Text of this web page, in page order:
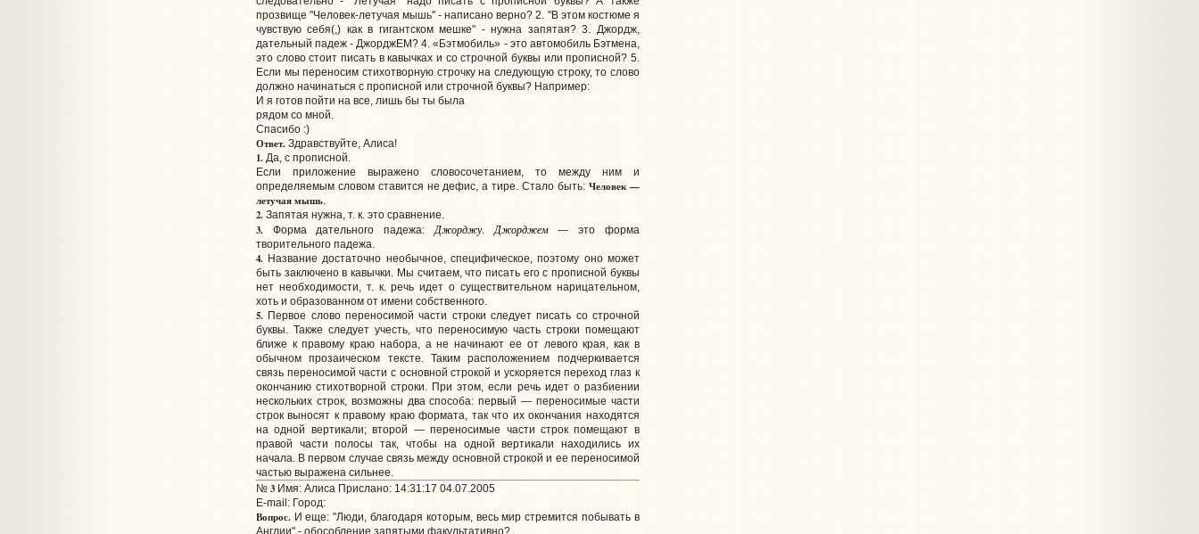
прозвище "Человек-летучая мышь" - написано верно? 2. "В этом костюме я
чувствую себя(,) как в гигантском мешке" - нужна запятая? 3. Джордж,
дательный падеж - ДжорджЕМ? 4. «Бэтмобиль» - это автомобиль Бэтмена,
это слово стоит писать в кавычках и со строчной буквы или прописной? 5.
Если мы переносим стихотворную строчку на следующую строку, то слово
должно начинаться с прописной или строчной буквы? Например:
И я готов пойти на все, лишь бы ты была
рядом со мной.
Спасибо :)
Ответ.Здравствуйте, Алиса!
1.Да, с прописной.
Если приложение выражено словосочетанием, то между ним и
определяемым словом ставится не дефис, а тире. Стало быть: Человек —
летучая мышь.
2.Запятая нужна, т. к. это сравнение.
3.Форма дательного падежа:Джорджу.Джорджем— это форма
творительного падежа.
4.Название достаточно необычное, специфическое, поэтому оно может
быть заключено в кавычки. Мы считаем, что писать его с прописной буквы
нет необходимости, т. к. речь идет о существительном нарицательном,
хоть и образованном от имени собственного.
5.Первое слово переносимой части строки следует писать со строчной
буквы. Также следует учесть, что переносимую часть строки помещают
ближе к правому краю набора, а не начинают ее от левого края, как в
обычном прозаическом тексте. Таким расположением подчеркивается
связь переносимой части с основной строкой и ускоряется переход глаз к
окончанию стихотворной строки. При этом, если речь идет о разбиении
нескольких строк, возможны два способа: первый — переносимые части
строк выносят к правому краю формата, так что их окончания находятся
на одной вертикали; второй — переносимые части строк помещают в
правой части полосы так, чтобы на одной вертикали находились их
начала. В первом случае связь между основной строкой и ее переносимой
частью выражена сильнее.
№ 3Имя: Алиса Прислано: 14:31:17 04.07.2005
E-mail: Город:
Вопрос.И еще: "Люди, благодаря которым, весь мир стремится побывать в
Англии" - обособление запятыми факультативно?